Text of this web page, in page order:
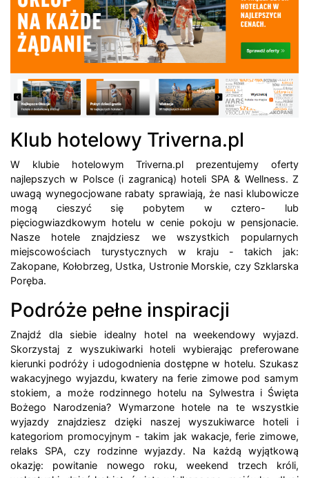
Klub hotelowy Triverna.pl
W klubie hotelowym Triverna.pl prezentujemy oferty
najlepszych w Polsce (i zagranicą) hoteli SPA & Wellness. Z
uwagą wynegocjowane rabaty sprawiają, że nasi klubowicze
mogą cieszyć się pobytem w cztero- lub
pięciogwiazdkowym hotelu w cenie pokoju w pensjonacie.
Nasze hotele znajdziesz we wszystkich popularnych
miejscowościach turystycznych w kraju - takich jak:
Zakopane, Kołobrzeg, Ustka, Ustronie Morskie, czy Szklarska
Poręba.
Podróże pełne inspiracji
Znajdź dla siebie idealny hotel na weekendowy wyjazd.
Skorzystaj z wyszukiwarki hoteli wybierając preferowane
kierunki podróży i udogodnienia dostępne w hotelu. Szukasz
wakacyjnego wyjazdu, kwatery na ferie zimowe pod samym
stokiem, a może rodzinnego hotelu na Sylwestra i Święta
Bożego Narodzenia? Wymarzone hotele na te wszystkie
wyjazdy znajdziesz dzięki naszej wyszukiwarce hoteli i
kategoriom promocyjnym - takim jak wakacje, ferie zimowe,
relaks SPA, czy rodzinne wyjazdy. Na każdą wyjątkową
okazję: powitanie nowego roku, weekend trzech króli,